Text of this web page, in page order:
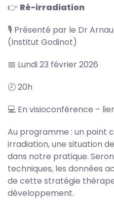
👉 Ré-irradiation
🎙 Présenté par le Dr
(Institut Godinot)
📅 Lundi 23 février 2026
🕗 20h
💻 En visioconférence –
Au programme : un point
irradiation, une situation
dans notre pratique.
techniques, les données
de cette stratégie
développement.